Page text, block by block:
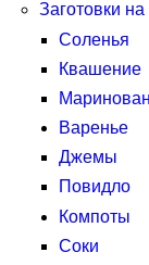
Заготовки
Соленья
Квашение
Варенье
Джемы
Повидло
Компоты
Соки